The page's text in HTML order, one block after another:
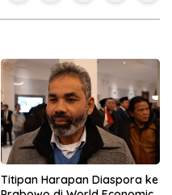
Titipan Harapan Diaspora ke